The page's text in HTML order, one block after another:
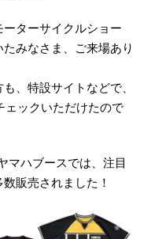
ターサイクルショー
みなさま、ご来場あり
、特設サイトなどで、
ェックいただけたので
マハブースでは、注目
販売されました！